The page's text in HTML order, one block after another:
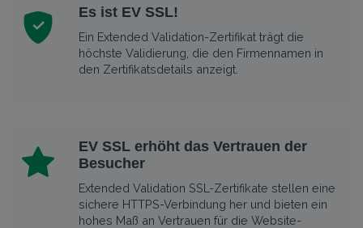
Es ist EV SSL!
Ein Extended Validation-Zertifikat trägt die
höchste Validierung, die den Firmennamen in
den Zertifikatsdetails anzeigt.
EV SSL erhöht das Vertrauen der
Besucher
Extended Validation SSL-Zertifikate stellen eine
sichere HTTPS-Verbindung her und bieten ein
hohes Maß an Vertrauen für die Website-